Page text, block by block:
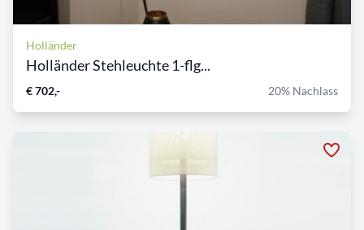
Holländer
Holländer Stehleuchte 1-flg...
€ 702,- 20% Nachlass